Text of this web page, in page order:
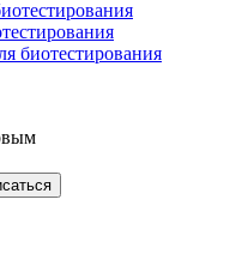
биотестирования